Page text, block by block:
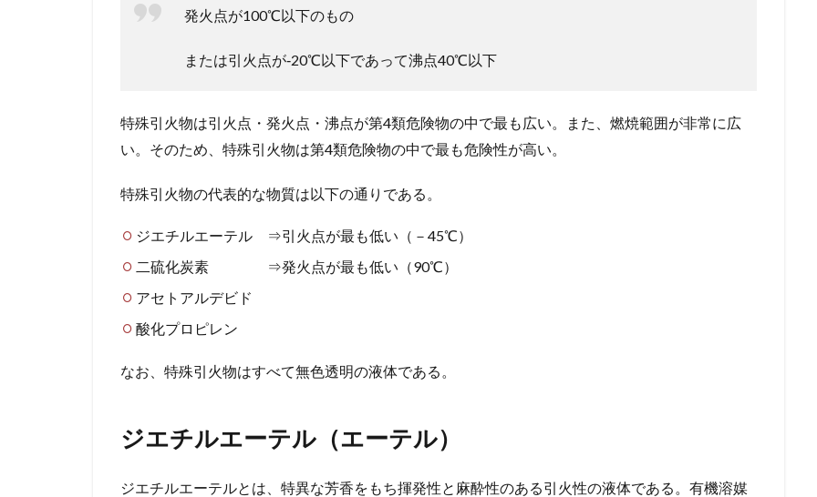
発火点が100℃以下のもの
または引火点が‐20℃以下であって沸点40℃以下
特殊引火物は引火点・発火点・沸点が第4類危険物の中で最も広い。また、燃焼範囲が非常に広
い。そのため、特殊引火物は第4類危険物の中で最も危険性が高い。
特殊引火物の代表的な物質は以下の通りである。
ジエチルエーテル ⇒引火点が最も低い（－45℃）
二硫化炭素 ⇒発火点が最も低い（90℃）
アセトアルデビド
酸化プロピレン
なお、特殊引火物はすべて無色透明の液体である。
ジエチルエーテル（エーテル）
ジエチルエーテルとは、特異な芳香をもち揮発性と麻酔性のある引火性の液体である。有機溶媒